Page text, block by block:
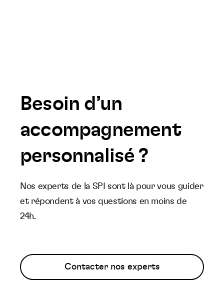
Besoin d’un
accompagnement
personnalisé ?
Nos experts de la SPI sont là pour vous guider
et répondent à vos questions en moins de
24h.
Contacter nos experts